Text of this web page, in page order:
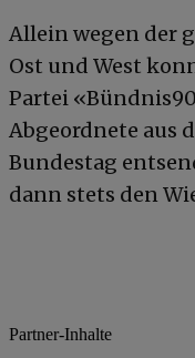
Allein wegen der
Ost und West
Partei
Abgeordnete aus
Bundestag
dann stets den
Partner-Inhalte